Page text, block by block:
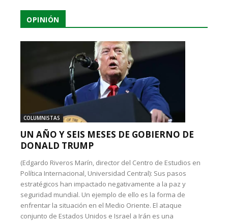
OPINIÓN
COLUMNISTAS
UN AÑO Y SEIS MESES DE GOBIERNO DE
DONALD TRUMP
(Edgardo Riveros Marín, director del Centro de Estudios en
Política Internacional, Universidad Central): Sus pasos
estratégicos han impactado negativamente a la paz y
seguridad mundial. Un ejemplo de ello es la forma de
enfrentar la situación en el Medio Oriente. El ataque
conjunto de Estados Unidos e Israel a Irán es una